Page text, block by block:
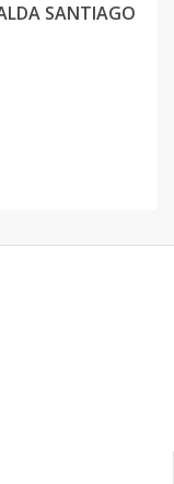
SANTIAGO